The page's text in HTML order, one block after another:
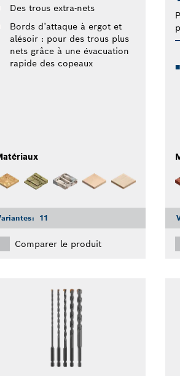
Des trous extra-nets
Bords d’attaque à ergot et
alésoir : pour des trous plus
nets grâce à une évacuation
rapide des copeaux
11
Comparer le produit